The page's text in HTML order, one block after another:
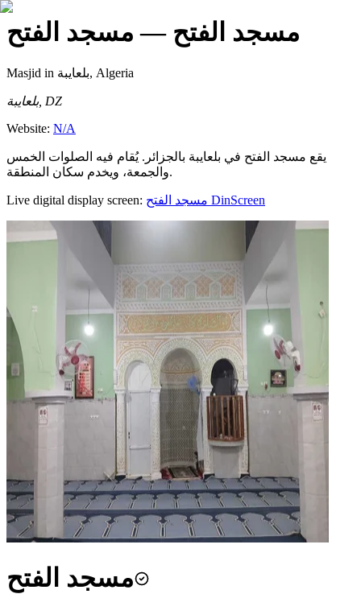
مسجد الفتح — مسجد الفتح
Masjid in بلعايبة, Algeria
بلعايبة, DZ
Website: N/A
يقع مسجد الفتح في بلعايبة بالجزائر. يُقام فيه الصلوات الخمس
والجمعة، ويخدم سكان المنطقة.
Live digital display screen: مسجد الفتح DinScreen
مسجد الفتح